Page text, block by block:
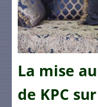
La mise
de KPC